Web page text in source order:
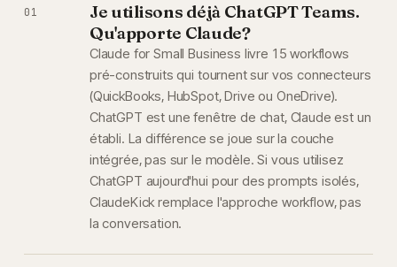
01
Je utilisons déjà ChatGPT Teams.
Qu'apporte Claude?
Claude for Small Business livre 15 workflows
pré-construits qui tournent sur vos connecteurs
(QuickBooks, HubSpot, Drive ou OneDrive).
ChatGPT est une fenêtre de chat, Claude est un
établi. La différence se joue sur la couche
intégrée, pas sur le modèle. Si vous utilisez
ChatGPT aujourd'hui pour des prompts isolés,
ClaudeKick remplace l'approche workflow, pas
la conversation.